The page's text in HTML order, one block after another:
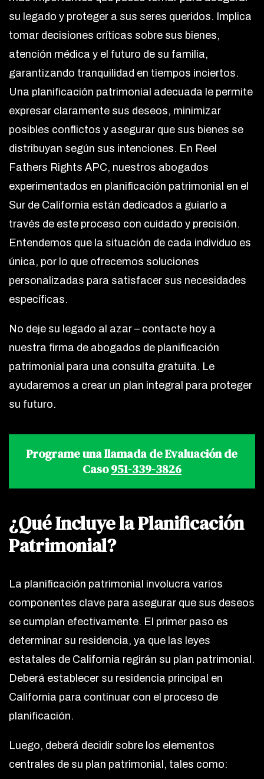
su legado y proteger a sus seres queridos. Implica
tomar decisiones críticas sobre sus bienes,
atención médica y el futuro de su familia,
garantizando tranquilidad en tiempos inciertos.
Una planificación patrimonial adecuada le permite
expresar claramente sus deseos, minimizar
posibles conflictos y asegurar que sus bienes se
distribuyan según sus intenciones. En Reel
Fathers Rights APC, nuestros abogados
experimentados en planificación patrimonial en el
Sur de California están dedicados a guiarlo a
través de este proceso con cuidado y precisión.
Entendemos que la situación de cada individuo es
única, por lo que ofrecemos soluciones
personalizadas para satisfacer sus necesidades
específicas.
No deje su legado al azar – contacte hoy a
nuestra firma de abogados de planificación
patrimonial para una consulta gratuita. Le
ayudaremos a crear un plan integral para proteger
su futuro.
Programe una llamada de Evaluación de
Caso951-339-3826
¿Qué Incluye la Planificación
Patrimonial?
La planificación patrimonial involucra varios
componentes clave para asegurar que sus deseos
se cumplan efectivamente. El primer paso es
determinar su residencia, ya que las leyes
estatales de California regirán su plan patrimonial.
Deberá establecer su residencia principal en
California para continuar con el proceso de
planificación.
Luego, deberá decidir sobre los elementos
centrales de su plan patrimonial, tales como: